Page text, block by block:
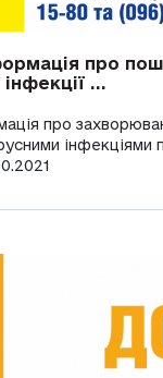
про
...
про